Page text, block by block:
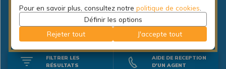
FILTRER LES
RÉSULTATS
AIDE DE RECEPTION
D'UN AGENT
Pour en savoir plus, consultez notrepolitique de cookies
Définir les options
Rejeter tout
J'accepte tout